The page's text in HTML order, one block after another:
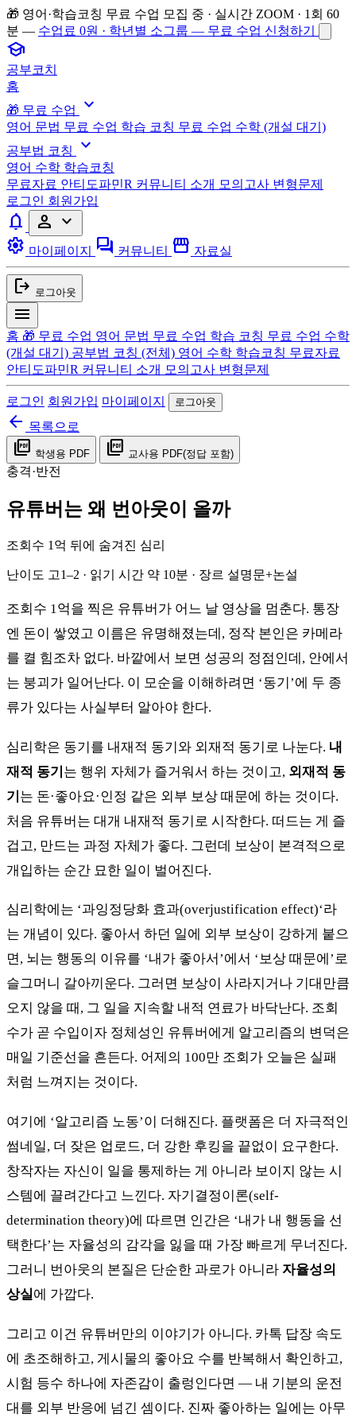
🎁 영어·학습코칭 무료 수업 모집 중 · 실시간 ZOOM · 1회 60
분 — 수업료 0원 · 학년별 소그룹 — 무료 수업 신청하기
school
공부코치
홈
🎁 무료 수업
expand_more
영어 문법 무료 수업 학습 코칭 무료 수업 수학 (개설 대기)
공부법 코칭
expand_more
영어 수학 학습코칭
무료자료 안티도파민R 커뮤니티 소개 모의고사 변형문제
로그인 회원가입
notifications person expand_more
settings 마이페이지 forum 커뮤니티 storefront 자료실
logout 로그아웃
menu
홈 🎁 무료 수업 영어 문법 무료 수업 학습 코칭 무료 수업 수학
(개설 대기) 공부법 코칭 (전체) 영어 수학 학습코칭 무료자료
안티도파민R 커뮤니티 소개 모의고사 변형문제
로그인 회원가입 마이페이지 로그아웃
arrow_back 목록으로
picture_as_pdf 학생용 PDF picture_as_pdf 교사용 PDF(정답 포함)
충격·반전
유튜버는 왜 번아웃이 올까
조회수 1억 뒤에 숨겨진 심리
난이도 고1–2 · 읽기 시간 약 10분 · 장르 설명문+논설
조회수 1억을 찍은 유튜버가 어느 날 영상을 멈춘다. 통장
엔 돈이 쌓였고 이름은 유명해졌는데, 정작 본인은 카메라
를 켤 힘조차 없다. 바깥에서 보면 성공의 정점인데, 안에서
는 붕괴가 일어난다. 이 모순을 이해하려면 ‘동기’에 두 종
류가 있다는 사실부터 알아야 한다.
심리학은 동기를 내재적 동기와 외재적 동기로 나눈다. 내
재적 동기 는 행위 자체가 즐거워서 하는 것이고, 외재적 동
기 는 돈·좋아요·인정 같은 외부 보상 때문에 하는 것이다.
처음 유튜버는 대개 내재적 동기로 시작한다. 떠드는 게 즐
겁고, 만드는 과정 자체가 좋다. 그런데 보상이 본격적으로
개입하는 순간 묘한 일이 벌어진다.
심리학에는 ‘과잉정당화 효과(overjustification effect)‘라
는 개념이 있다. 좋아서 하던 일에 외부 보상이 강하게 붙으
면, 뇌는 행동의 이유를 ‘내가 좋아서’에서 ‘보상 때문에’로
슬그머니 갈아끼운다. 그러면 보상이 사라지거나 기대만큼
오지 않을 때, 그 일을 지속할 내적 연료가 바닥난다. 조회
수가 곧 수입이자 정체성인 유튜버에게 알고리즘의 변덕은
매일 기준선을 흔든다. 어제의 100만 조회가 오늘은 실패
처럼 느껴지는 것이다.
여기에 ‘알고리즘 노동’이 더해진다. 플랫폼은 더 자극적인
썸네일, 더 잦은 업로드, 더 강한 후킹을 끝없이 요구한다.
창작자는 자신이 일을 통제하는 게 아니라 보이지 않는 시
스템에 끌려간다고 느낀다. 자기결정이론(self-
determination theory)에 따르면 인간은 ‘내가 내 행동을 선
택한다’는 자율성의 감각을 잃을 때 가장 빠르게 무너진다.
그러니 번아웃의 본질은 단순한 과로가 아니라 자율성의
상실에 가깝다.
그리고 이건 유튜버만의 이야기가 아니다. 카톡 답장 속도
에 초조해하고, 게시물의 좋아요 수를 반복해서 확인하고,
시험 등수 하나에 자존감이 출렁인다면 — 내 기분의 운전
대를 외부 반응에 넘긴 셈이다. 진짜 좋아하는 일에는 아무